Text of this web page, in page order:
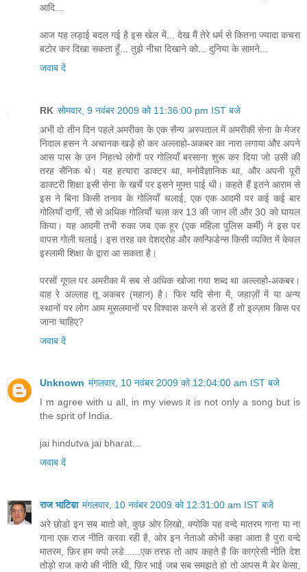
आदि...
आज यह लड़ाई बदल गई है इस खेल में... देख मैं तेरे धर्म से कितना ज्यादा कचरा
बटोर कर दिखा सकता हूँ... तुझे नीचा दिखाने को... दुनिया के सामने...
जवाब दें
RK सोमवार, 9 नवंबर 2009 को 11:36:00 pm IST बजे
अभी दो तीन दिन पहले अमरीका के एक सैन्य अस्पताल में अमरीकी सेना के मेजर
निदाल हसन ने अचानक खड़े हो कर अल्लाहो-अकबर का नारा लगाया और अपने
आस पास के उन निहत्थे लोगों पर गोलियाँ बरसाना शुरू कर दिया जो उसी की
तरह सैनिक थे। यह हत्यारा डाक्टर था, मनोवैज्ञानिक था, और अपनी पूरी
डाक्टरी शिक्षा इसी सेना के खर्चे पर इसने मुफ्त पाई थी। कहते हैं इतने आराम से
इस ने बिना किसी तनाव के गोलियाँ चलाई, एक एक आदमी पर कई कई बार
गोलियाँ दागीं, सौ से अधिक गोलियाँ चला कर 13 की जान ली और 30 को घायल
किया। यह आदमी तभी रुका जब एक हूर (एक महिला पुलिस कर्मी) ने इस पर
वापस गोली चलाई। इस तरह का देशद्रोह और कान्फिडेन्स किसी व्यक्ति में केवल
इस्लामी शिक्षा के द्वारा आ सकता है।
परसों गूगल पर अमरीका में सब से अधिक खोजा गया शब्द था अल्लाहो-अकबर।
वाह रे अल्लाह तू अकबर (महान) है। फिर यदि सेना में, जहाज़ों में या अन्य
स्थानों पर लोग आम मुसलमानों पर विश्वास करने से डरते हैं तो इल्ज़ाम किस पर
जाना चाहिए?
जवाब दें
Unknown मंगलवार, 10 नवंबर 2009 को 12:04:00 am IST बजे
I m agree with u all, in my views it is not only a song but is
the sprit of India.
jai hindutva jai bharat...
जवाब दें
राज भाटिय़ा मंगलवार, 10 नवंबर 2009 को 12:31:00 am IST बजे
अरे छोडो इन सब बातो को, कुछ ओर लिखो, क्योकि यह वन्दे मातरम गाना या ना
गाना एक राज नीति करवा रही है, ओर इन नेताओ कोभी कहा आता है पुरा वन्दे
मातरम, फ़िर हम क्यो लडे......एक तरफ़ तो आप कहते है कि काग्रेसी नीति देश
तोड़ो राज करो की नी‍ति थी, फ़िर भाई जब सब समझते हो तो आपस मै बेर केसा,